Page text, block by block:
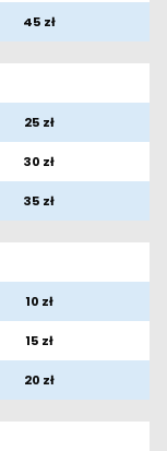
45 zł
25 zł
30 zł
35 zł
10 zł
15 zł
20 zł